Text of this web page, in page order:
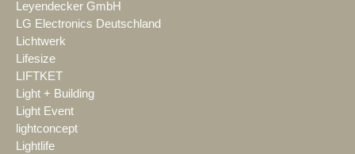
Leyendecker GmbH
LG Electronics Deutschland
Lichtwerk
Lifesize
LIFTKET
Light + Building
Light Event
lightconcept
Lightlife